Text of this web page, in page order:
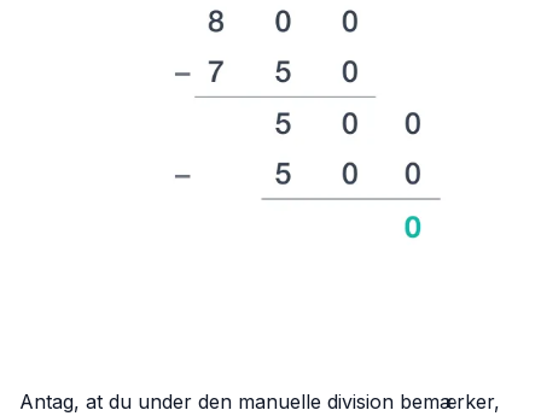
Antag, at du under den manuelle division bemærker,